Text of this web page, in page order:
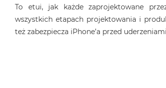
To etui, jak każde zaprojektowane
wszystkich etapach projektowania i
też zabezpiecza iPhone’a przed